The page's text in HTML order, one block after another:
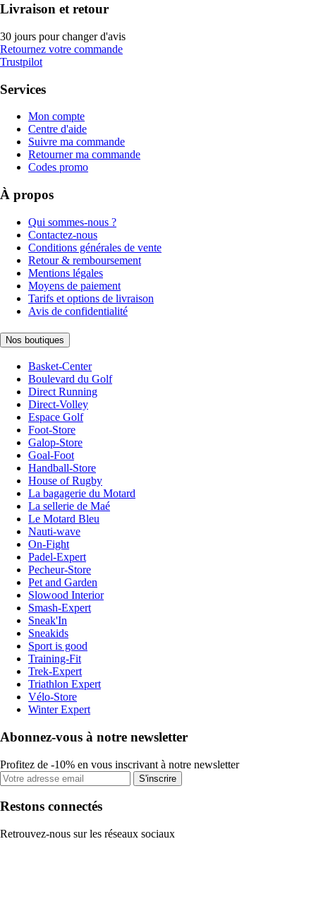
Livraison et retour
30 jours pour changer d'avis
Retournez votre commande
Trustpilot
Services
Mon compte
Centre d'aide
Suivre ma commande
Retourner ma commande
Codes promo
À propos
Qui sommes-nous ?
Contactez-nous
Conditions générales de vente
Retour & remboursement
Mentions légales
Moyens de paiement
Tarifs et options de livraison
Avis de confidentialité
Nos boutiques
Basket-Center
Boulevard du Golf
Direct Running
Direct-Volley
Espace Golf
Foot-Store
Galop-Store
Goal-Foot
Handball-Store
House of Rugby
La bagagerie du Motard
La sellerie de Maé
Le Motard Bleu
Nauti-wave
On-Fight
Padel-Expert
Pecheur-Store
Pet and Garden
Slowood Interior
Smash-Expert
Sneak'In
Sneakids
Sport is good
Training-Fit
Trek-Expert
Triathlon Expert
Vélo-Store
Winter Expert
Abonnez-vous à notre newsletter
Profitez de -10% en vous inscrivant à notre newsletter
S'inscrire
Restons connectés
Retrouvez-nous sur les réseaux sociaux